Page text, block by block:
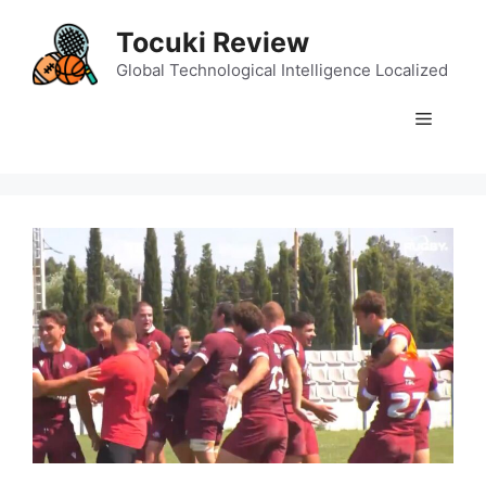
content
Tocuki Review
Global Technological Intelligence Localized
Menu